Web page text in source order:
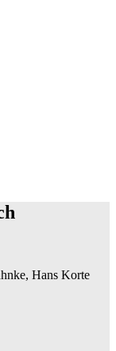
Hans Korte